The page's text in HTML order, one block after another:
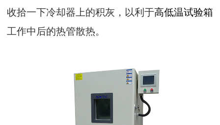
收拾一下冷却器上的积灰，以利于高低温试验箱
工作中后的热管散热。